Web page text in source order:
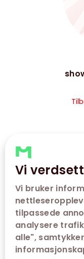
Vi
Vi bruker
tilpassede
analysere
alle",